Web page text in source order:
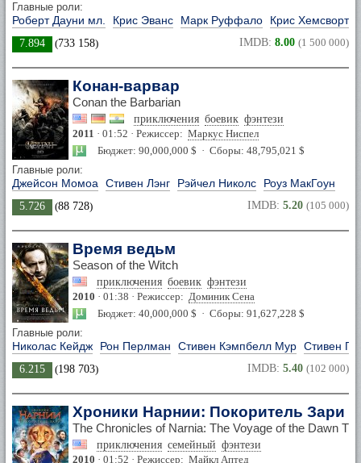
Главные роли:
Роберт Дауни мл. Крис Эванс Марк Руффало Крис Хемсворт
7.894 (733 158) IMDB: 8.00 (1 500 000)
Конан-варвар
Conan the Barbarian
приключения боевик фэнтези
2011 · 01:52 · Режиссер: Маркус Ниспел
Бюджет: 90,000,000 $ · Сборы: 48,795,021 $
Главные роли:
Джейсон Момоа Стивен Лэнг Рэйчел Николс Роуз МакГоун
5.726 (88 728) IMDB: 5.20 (105 000)
Время ведьм
Season of the Witch
приключения боевик фэнтези
2010 · 01:38 · Режиссер: Доминик Сена
Бюджет: 40,000,000 $ · Сборы: 91,627,228 $
Главные роли:
Николас Кейдж Рон Перлман Стивен Кэмпбелл Мур Стивен
6.215 (198 703) IMDB: 5.40 (102 000)
Хроники Нарнии: Покоритель Зари
The Chronicles of Narnia: The Voyage of the Dawn
приключения семейный фэнтези
2010 · 01:52 · Режиссер: Майкл Аптед